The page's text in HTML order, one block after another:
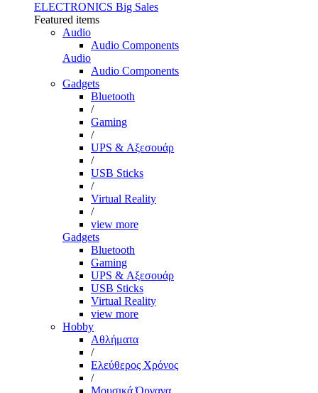
ELECTRONICS Big Sales
Featured items
Audio
Audio Components
Audio
Audio Components
Gadgets
Bluetooth
/
Gaming
/
UPS & Αξεσουάρ
/
USB Sticks
/
Virtual Reality
/
view more
Gadgets
Bluetooth
Gaming
UPS & Αξεσουάρ
USB Sticks
Virtual Reality
view more
Hobby
Αθλήματα
/
Ελεύθερος Χρόνος
/
Μουσικά Όργανα